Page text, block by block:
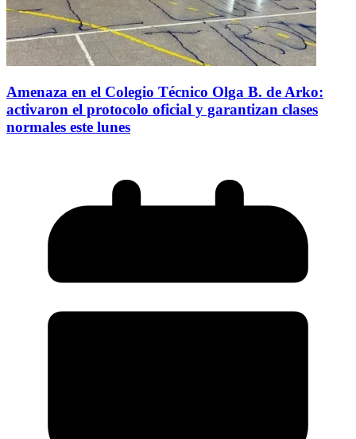
Amenaza en el Colegio Técnico Olga B. de Arko:
activaron el protocolo oficial y garantizan clases
normales este lunes